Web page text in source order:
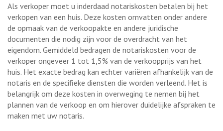
Als verkoper moet u inderdaad notariskosten betalen bij het
verkopen van een huis. Deze kosten omvatten onder andere
de opmaak van de verkoopakte en andere juridische
documenten die nodig zijn voor de overdracht van het
eigendom. Gemiddeld bedragen de notariskosten voor de
verkoper ongeveer 1 tot 1,5% van de verkoopprijs van het
huis. Het exacte bedrag kan echter variëren afhankelijk van de
notaris en de specifieke diensten die worden verleend. Het is
belangrijk om deze kosten in overweging te nemen bij het
plannen van de verkoop en om hierover duidelijke afspraken te
maken met uw notaris.